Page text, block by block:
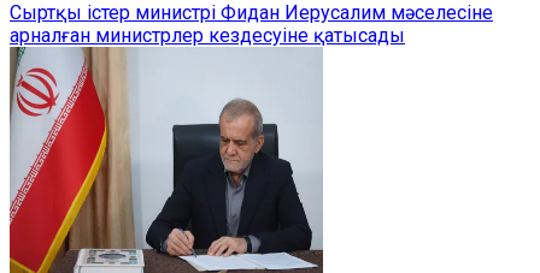
Сыртқы істер министрі Фидан Иерусалим мәселесіне
арналған министрлер кездесуіне қатысады